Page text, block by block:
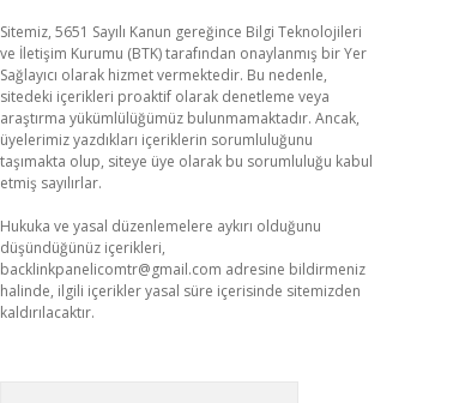
Sitemiz, 5651 Sayılı Kanun gereğince Bilgi Teknolojileri
ve İletişim Kurumu (BTK) tarafından onaylanmış bir Yer
Sağlayıcı olarak hizmet vermektedir. Bu nedenle,
sitedeki içerikleri proaktif olarak denetleme veya
araştırma yükümlülüğümüz bulunmamaktadır. Ancak,
üyelerimiz yazdıkları içeriklerin sorumluluğunu
taşımakta olup, siteye üye olarak bu sorumluluğu kabul
etmiş sayılırlar.
Hukuka ve yasal düzenlemelere aykırı olduğunu
düşündüğünüz içerikleri,
backlinkpanelicomtr@gmail.com adresine bildirmeniz
halinde, ilgili içerikler yasal süre içerisinde sitemizden
kaldırılacaktır.